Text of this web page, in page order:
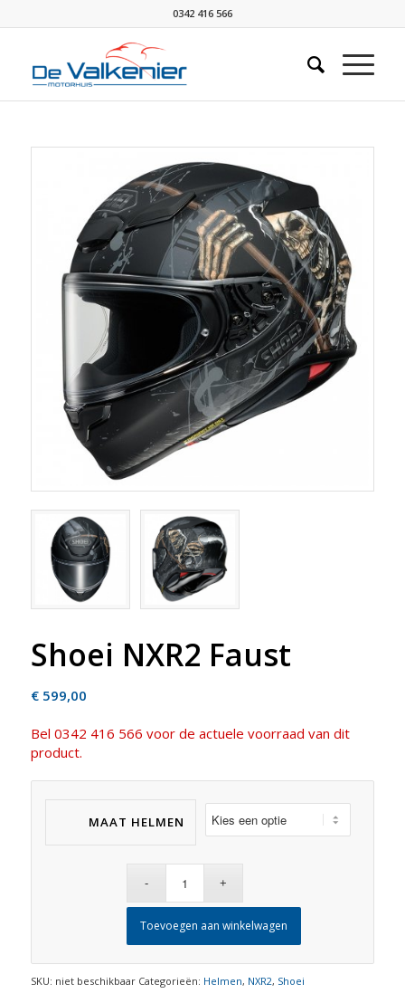
0342 416 566
Shoei NXR2 Faust
€599,00
Bel 0342 416 566 voor de actuele voorraad van dit
product.
MAAT HELMEN
Toevoegen aan winkelwagen
SKU: niet beschikbaar Categorieën: Helmen, NXR2, Shoei